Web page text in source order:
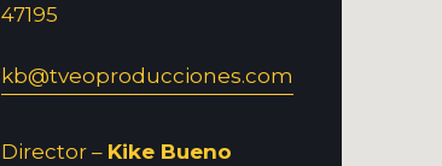
47195
kb@tveoproducciones.com
Director – Kike Bueno